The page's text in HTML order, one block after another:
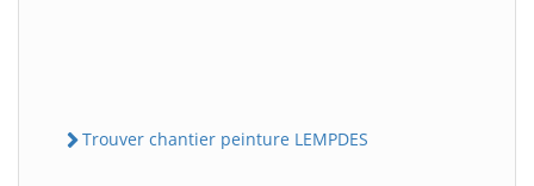
Trouver chantier peinture LEMPDES